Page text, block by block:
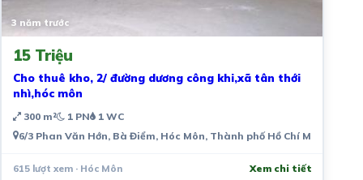
3 năm trước
15 Triệu
Cho thuê kho, 2/ đường dương công khi,xã tân thới
nhì,hóc môn
300 m² 1 PN 1 WC
6/3 Phan Văn Hớn, Bà Điểm, Hóc Môn, Thành phố Hồ Chí Minh, Việt
615 lượt xem · Hóc Môn Xem chi tiết